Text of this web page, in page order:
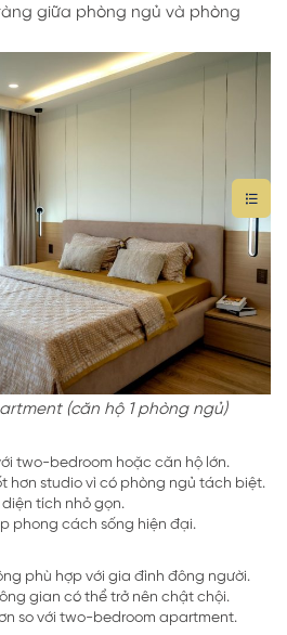
giữa phòng ngủ và phòng
(căn hộ 1 phòng ngủ)
two-bedroom hoặc căn hộ lớn.
hơn studio vì có phòng ngủ tách biệt.
diện tích nhỏ gọn.
phong cách sống hiện đại.
phù hợp với gia đình đông người.
gian có thể trở nên chật chội.
so với two-bedroom apartment.